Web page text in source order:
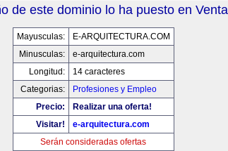
de este dominio lo ha puesto en Venta
Mayusculas:
E-ARQUITECTURA.COM
Minusculas:
e-arquitectura.com
Longitud:
14 caracteres
Categorias:
Profesiones y Empleo
Precio:
Realizar una oferta!
Visitar!
e-arquitectura.com
Serán consideradas ofertas